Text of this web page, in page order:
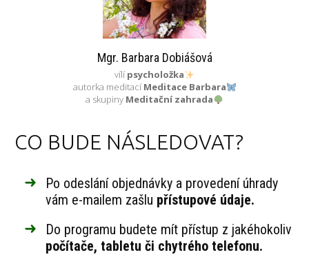
Mgr. Barbara Dobiášová
vílí psycholožka
autorka meditací Meditace Barbara
a skupiny Meditační zahrada
CO BUDE NÁSLEDOVAT?
Po odeslání objednávky a provedení úhrady
vám e-mailem zašlu přístupové údaje.
Do programu budete mít přístup z jakéhokoliv
počítače, tabletu či chytrého telefonu.